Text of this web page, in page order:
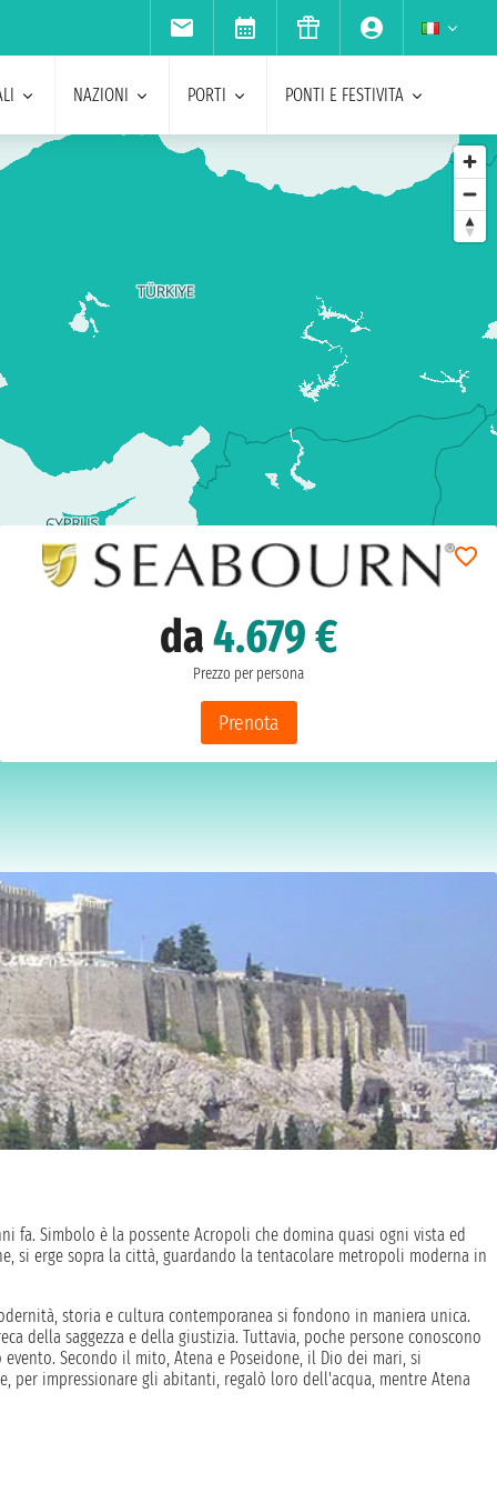
NAZIONI PORTI PONTI E FESTIVITA
da4.679 €
Prezzo per persona
Prenota
fa. Simbolo è la possente Acropoli che domina quasi ogni vista ed
si erge sopra la città, guardando la tentacolare metropoli moderna in
storia e cultura contemporanea si fondono in maniera unica.
della saggezza e della giustizia. Tuttavia, poche persone conoscono
Secondo il mito, Atena e Poseidone, il Dio dei mari, si
impressionare gli abitanti, regalò loro dell'acqua, mentre Atena